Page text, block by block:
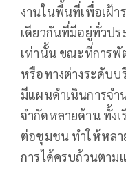
งานในพื้นที่เพื่อเฝ้า
เดียวกันที่มีอยู่ทั่วปร
เท่านั้น ขณะที่การพั
หรือทางต่างระดับบ
มีแผนดำเนินการจ
จำกัดหลายด้าน ทั้ง
ต่อชุมชน ทำให้หลา
การได้ครบถ้วนตาม